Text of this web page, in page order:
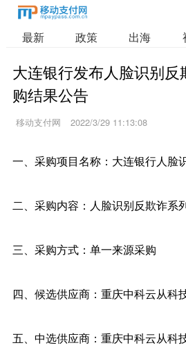
最新 政策 出海
大连银行发布人脸识别
购结果公告
移动支付网 2022/3/29 11:13:08
一、采购项目名称：大连银行人脸
二、采购内容：人脸识别反欺诈系
三、采购方式：单一来源采购
四、候选供应商：重庆中科云从科
五、中选供应商：重庆中科云从科